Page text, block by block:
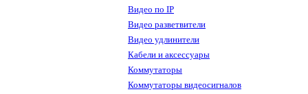
Видео по IP
Видео разветвители
Видео удлинители
Кабели и аксессуары
Коммутаторы
Коммутаторы видеосигналов